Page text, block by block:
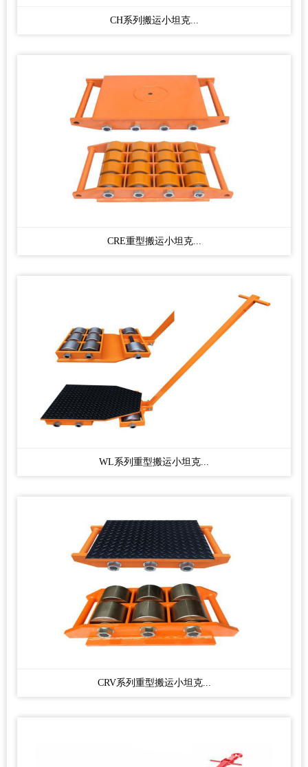
CH系列搬运小坦克...
CRE重型搬运小坦克...
WL系列重型搬运小坦克...
CRV系列重型搬运小坦克...